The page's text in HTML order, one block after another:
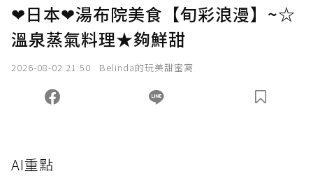
❤日本❤湯布院美食【旬彩浪漫】~☆
溫泉蒸氣料理★夠鮮甜
2026-08-02 21:50 Belinda的玩美甜蜜窩
AI重點